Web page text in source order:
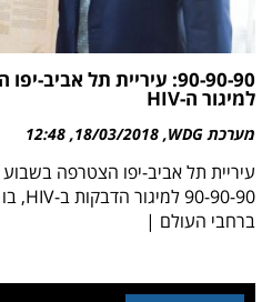
90-90-90: עיריית תל
למיגור ה-HIV
מערכת WDG 18/03/2018
12:48
עיריית תל אביב-יפו הצטרפה
ברחבי העולם |